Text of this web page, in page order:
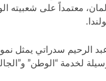
معتمداً على شعبيته
الرحيم سدراتي يمثل
لخدمة “الوطن”